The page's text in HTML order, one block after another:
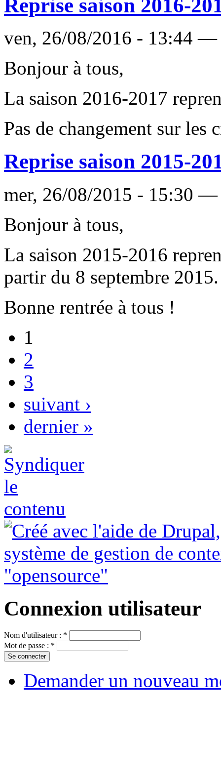
Reprise saison 2016-
ven, 26/08/2016 - 13:44 —
Bonjour à tous,
La saison 2016-2017
Pas de changement sur les
Reprise saison 2015-
mer, 26/08/2015 - 15:30 —
Bonjour à tous,
La saison 2015-2016
partir du 8 septembre 2015.
Bonne rentrée à tous !
1
2
3
suivant ›
dernier »
Connexion utilisateur
Nom d'utilisateur : *
Mot de passe : *
Demander un nouveau